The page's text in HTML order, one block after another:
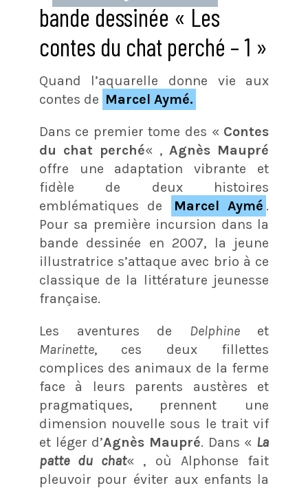
bande dessinée « Les
contes du chat perché – 1 »
Quand l’aquarelle donne vie aux
contes de Marcel Aymé.
Dans ce premier tome des « Contes
du chat perché« ,Agnès Maupré
offre une adaptation vibrante et
fidèle de deux histoires
emblématiques de
Marcel Aymé .
Pour sa première incursion dans la
bande dessinée en 2007, la jeune
illustratrice s’attaque avec brio à ce
classique de la littérature jeunesse
française.
Les aventures de Delphine et
Marinette, ces deux fillettes
complices des animaux de la ferme
face à leurs parents austères et
pragmatiques, prennent une
dimension nouvelle sous le trait vif
et léger d’Agnès Maupré. Dans « La
patte du chat« , où Alphonse fait
pleuvoir pour éviter aux enfants la